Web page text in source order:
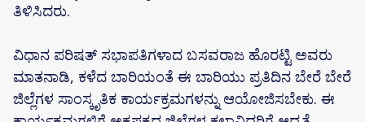
ತಿಳಿಸಿದರು.
ವಿಧಾನ ಪರಿಷತ್ ಸಭಾಪತಿಗಳಾದ ಬಸವರಾಜ ಹೊರಟ್ಟಿ ಅವರು‌
ಮಾತನಾಡಿ, ಕಳೆದ‌ ಬಾರಿಯಂತೆ ಈ ಬಾರಿಯು ಪ್ರತಿದಿನ ಬೇರೆ ಬೇರೆ
ಜಿಲ್ಲೆಗಳ ಸಾಂಸ್ಕೃತಿಕ ಕಾರ್ಯಕ್ರಮಗಳನ್ನು ಆಯೋಜಿಸಬೇಕು. ಈ